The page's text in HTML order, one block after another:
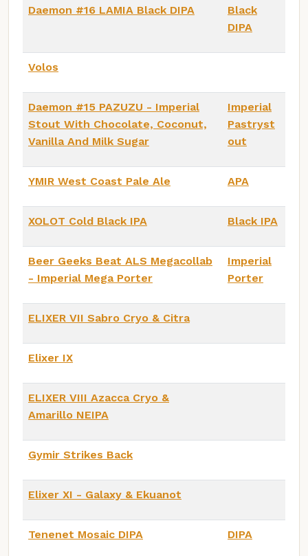
Daemon #16 LAMIA Black DIPA
Black
DIPA
Volos
Daemon #15 PAZUZU - Imperial
Stout With Chocolate, Coconut,
Vanilla And Milk Sugar
Imperial
Pastryst
out
YMIR West Coast Pale Ale APA
XOLOT Cold Black IPA Black IPA
Beer Geeks Beat ALS Megacollab
- Imperial Mega Porter
Imperial
Porter
ELIXER VII Sabro Cryo & Citra
Elixer IX
ELIXER VIII Azacca Cryo &
Amarillo NEIPA
Gymir Strikes Back
Elixer XI - Galaxy & Ekuanot
Tenenet Mosaic DIPA DIPA